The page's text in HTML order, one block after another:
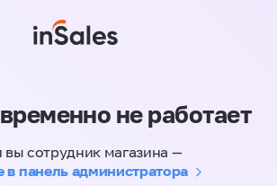
не работает
вы сотрудник магазина —
в панель администратора